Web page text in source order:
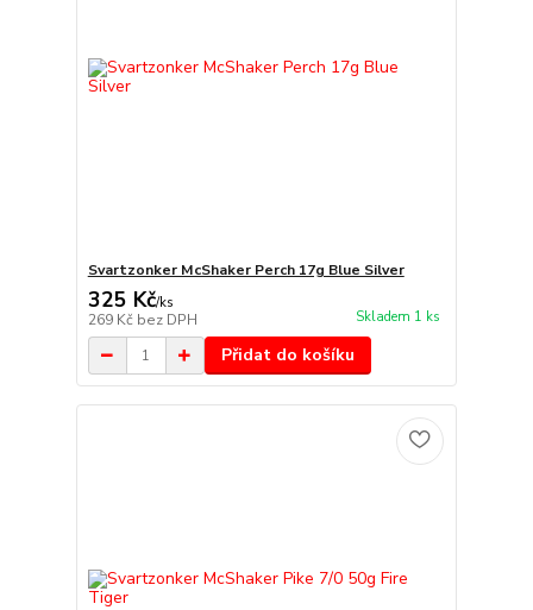
Svartzonker McShaker Perch 17g Blue Silver
325 Kč/ks
269 Kč bez DPH Skladem 1 ks
Přidat do košíku